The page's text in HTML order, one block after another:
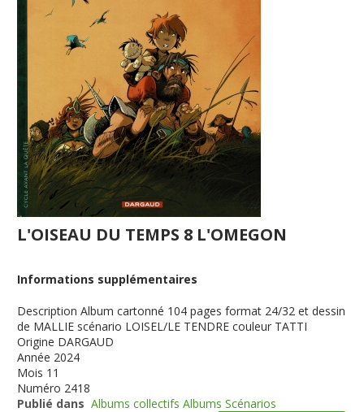
L'OISEAU DU TEMPS 8 L'OMEGON
Informations supplémentaires
Description Album cartonné 104 pages format 24/32 et dessin
de MALLIE scénario LOISEL/LE TENDRE couleur TATTI
Origine DARGAUD
Année 2024
Mois 11
Numéro 2418
Publié dans Albums collectifs Albums Scénarios